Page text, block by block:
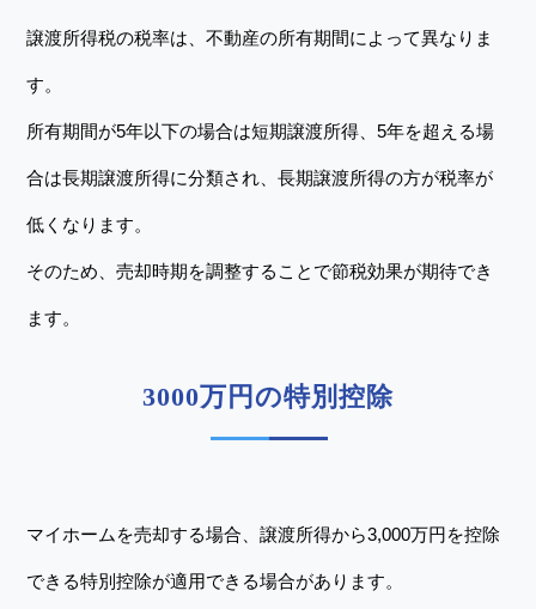
譲渡所得税の税率は、不動産の所有期間によって異なりま
す。
所有期間が5年以下の場合は短期譲渡所得、5年を超える場
合は長期譲渡所得に分類され、長期譲渡所得の方が税率が
低くなります。
そのため、売却時期を調整することで節税効果が期待でき
ます。
3000万円の特別控除
マイホームを売却する場合、譲渡所得から3,000万円を控除
できる特別控除が適用できる場合があります。